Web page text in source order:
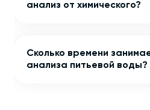
анализ от химического?
Сколько времени
анализа питьевой воды?